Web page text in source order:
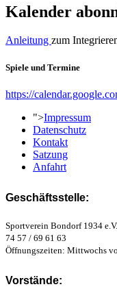
Kalender
Anleitung zum
Spiele und Termine
https://
">Impressum
Datenschutz
Kontakt
Satzung
Anfahrt
Geschäftsstelle:
Sportverein Bondorf 1934
74 57 / 69 61 63
Öffnungszeiten: Mittwochs
Vorstände: